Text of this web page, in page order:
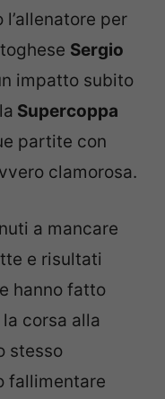
per
Sergio
impatto subito
Supercoppa
partite con
clamorosa.
a mancare
e risultati
hanno fatto
corsa alla
stesso
fallimentare